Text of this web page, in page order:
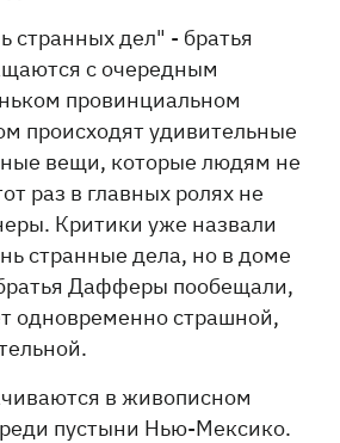
странных дел" - братья
с очередным
провинциальном
происходят удивительные
вещи, которые людям не
раз в главных ролях не
Критики уже назвали
странные дела, но в доме
Дафферы пообещали,
одновременно страшной,
в живописном
пустыни Нью-Мексико.